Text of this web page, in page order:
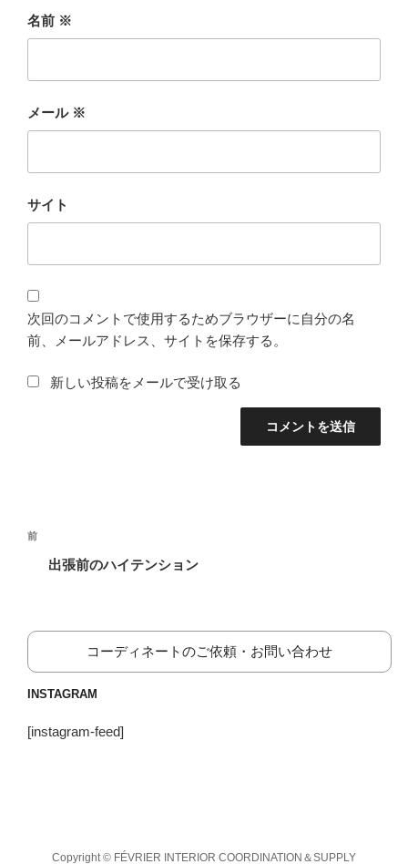
名前 ※
メール ※
サイト
次回のコメントで使用するためブラウザーに自分の名
前、メールアドレス、サイトを保存する。
新しい投稿をメールで受け取る
投
ゲ
シ
ョ
ン
前
前
出張前のハイテンション
コーディネートのご依頼・お問い合わせ
INSTAGRAM
[instagram-feed]
Copyright © FÉVRIER INTERIOR COORDINATION＆SUPPLY